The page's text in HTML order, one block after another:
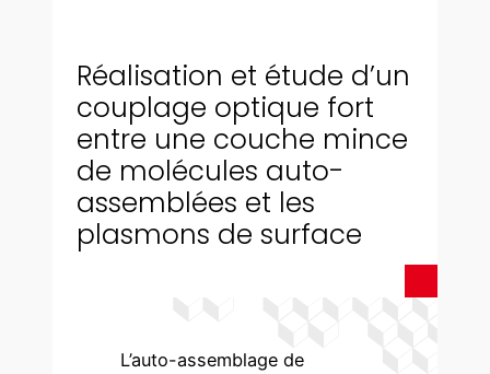
Réalisation et étude d’un
couplage optique fort
entre une couche mince
de molécules auto-
assemblées et les
plasmons de surface
L’auto-assemblage de